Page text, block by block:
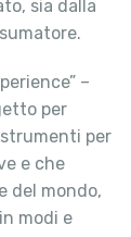
sia dalla
–
per
per
e che
del mondo,
modi e